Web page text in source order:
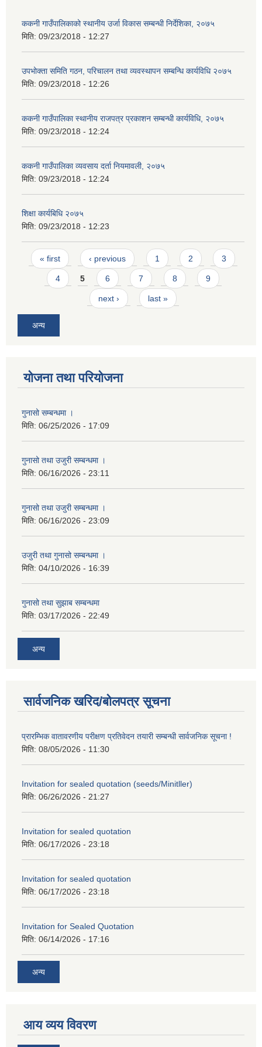
ककनी गाउँपालिकाको स्थानीय उर्जा विकास सम्बन्धी निर्देशिका, २०७५
मिति: 09/23/2018 - 12:27
उपभोक्ता समिति गठन, परिचालन तथा व्यवस्थापन सम्बन्धि कार्यविधि २०७५
मिति: 09/23/2018 - 12:26
ककनी गाउँपालिका स्थानीय राजपत्र प्रकाशन सम्बन्धी कार्यविधि, २०७५
मिति: 09/23/2018 - 12:24
ककनी गाउँपालिका व्यवसाय दर्ता नियमावली, २०७५
मिति: 09/23/2018 - 12:24
शिक्षा कार्यबिधि २०७५
मिति: 09/23/2018 - 12:23
Pages
« first ‹ previous 1 2 3
4 5 6 7 8 9
next › last »
अन्य
योजना तथा परियोजना
गुनासो सम्बन्धमा ।
मिति: 06/25/2026 - 17:09
गुनासो तथा उजुरी सम्बन्धमा ।
मिति: 06/16/2026 - 23:11
गुनासो तथा उजुरी सम्बन्धमा ।
मिति: 06/16/2026 - 23:09
उजुरी तथा गुनासो सम्बन्धमा ।
मिति: 04/10/2026 - 16:39
गुनासो तथा सुझाब सम्बन्धमा
मिति: 03/17/2026 - 22:49
अन्य
सार्वजनिक खरिद/बोलपत्र सूचना
प्रारम्भिक वातावरणीय परीक्षण प्रतिवेदन तयारी सम्बन्धी सार्वजनिक सूचना !
मिति: 08/05/2026 - 11:30
Invitation for sealed quotation (seeds/Minitller)
मिति: 06/26/2026 - 21:27
Invitation for sealed quotation
मिति: 06/17/2026 - 23:18
Invitation for sealed quotation
मिति: 06/17/2026 - 23:18
Invitation for Sealed Quotation
मिति: 06/14/2026 - 17:16
अन्य
आय व्यय विवरण